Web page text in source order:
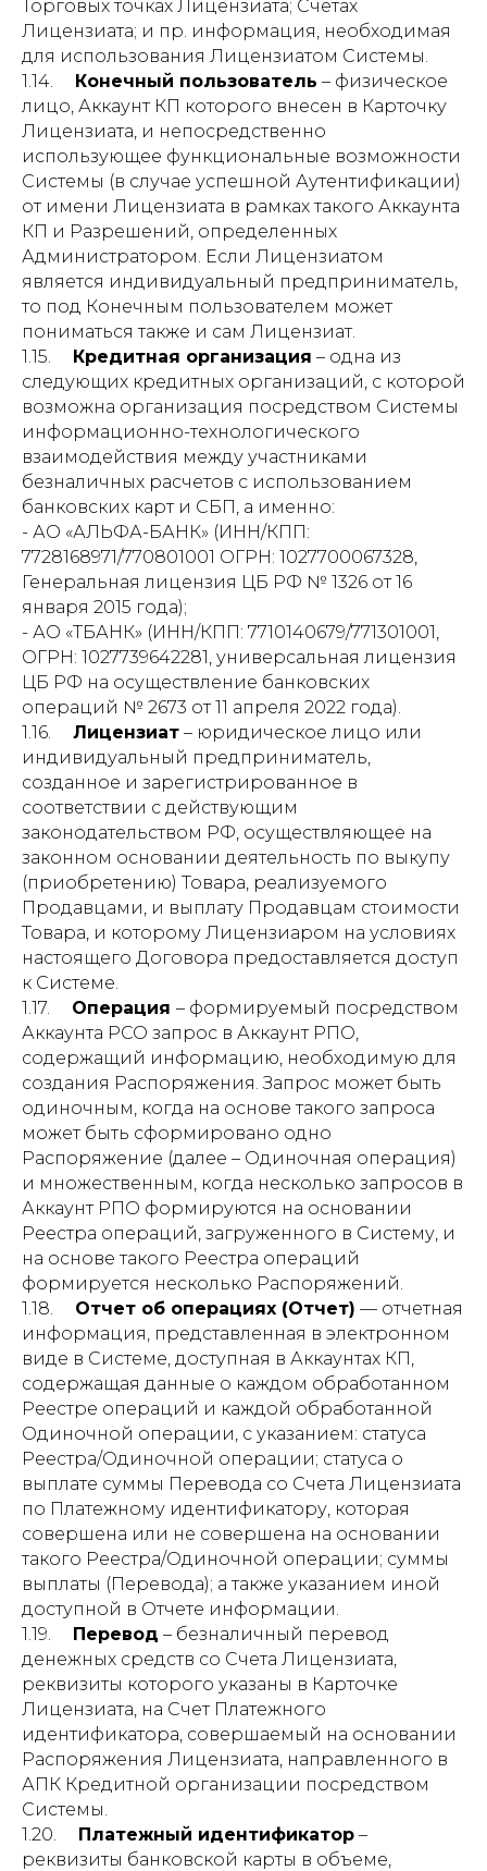
Торговых точках Лицензиата; Счетах
Лицензиата; и пр. информация, необходимая
для использования Лицензиатом Системы.
1.14. Конечный пользователь – физическое
лицо, Аккаунт КП которого внесен в Карточку
Лицензиата, и непосредственно
использующее функциональные возможности
Системы (в случае успешной Аутентификации)
от имени Лицензиата в рамках такого Аккаунта
КП и Разрешений, определенных
Администратором. Если Лицензиатом
является индивидуальный предприниматель,
то под Конечным пользователем может
пониматься также и сам Лицензиат.
1.15. Кредитная организация – одна из
следующих кредитных организаций, с которой
возможна организация посредством Системы
информационно-технологического
взаимодействия между участниками
безналичных расчетов с использованием
банковских карт и СБП, а именно:
- АО «АЛЬФА-БАНК» (ИНН/КПП:
7728168971/770801001 ОГРН: 1027700067328,
Генеральная лицензия ЦБ РФ № 1326 от 16
января 2015 года);
- АО «ТБАНК» (ИНН/КПП: 7710140679/771301001,
ОГРН: 1027739642281, универсальная лицензия
ЦБ РФ на осуществление банковских
операций № 2673 от 11 апреля 2022 года).
1.16. Лицензиат – юридическое лицо или
индивидуальный предприниматель,
созданное и зарегистрированное в
соответствии с действующим
законодательством РФ, осуществляющее на
законном основании деятельность по выкупу
(приобретению) Товара, реализуемого
Продавцами, и выплату Продавцам стоимости
Товара, и которому Лицензиаром на условиях
настоящего Договора предоставляется доступ
к Системе.
1.17. Операция – формируемый посредством
Аккаунта РСО запрос в Аккаунт РПО,
содержащий информацию, необходимую для
создания Распоряжения. Запрос может быть
одиночным, когда на основе такого запроса
может быть сформировано одно
Распоряжение (далее – Одиночная операция)
и множественным, когда несколько запросов в
Аккаунт РПО формируются на основании
Реестра операций, загруженного в Систему, и
на основе такого Реестра операций
формируется несколько Распоряжений.
1.18. Отчет об операциях (Отчет) — отчетная
информация, представленная в электронном
виде в Системе, доступная в Аккаунтах КП,
содержащая данные о каждом обработанном
Реестре операций и каждой обработанной
Одиночной операции, с указанием: статуса
Реестра/Одиночной операции; статуса о
выплате суммы Перевода со Счета Лицензиата
по Платежному идентификатору, которая
совершена или не совершена на основании
такого Реестра/Одиночной операции; суммы
выплаты (Перевода); а также указанием иной
доступной в Отчете информации.
1.19. Перевод – безналичный перевод
денежных средств со Счета Лицензиата,
реквизиты которого указаны в Карточке
Лицензиата, на Счет Платежного
идентификатора, совершаемый на основании
Распоряжения Лицензиата, направленного в
АПК Кредитной организации посредством
Системы.
1.20. Платежный идентификатор –
реквизиты банковской карты в объеме,